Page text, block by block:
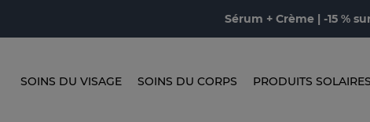
Sérum + Crème | -15 %
SOINS DU VISAGE SOINS DU CORPS PRODUITS SOLAIRES